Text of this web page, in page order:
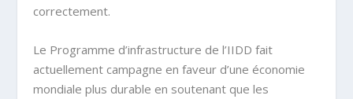
correctement.
Le Programme d’infrastructure de l’IIDD fait
actuellement campagne en faveur d’une économie
mondiale plus durable en soutenant que les